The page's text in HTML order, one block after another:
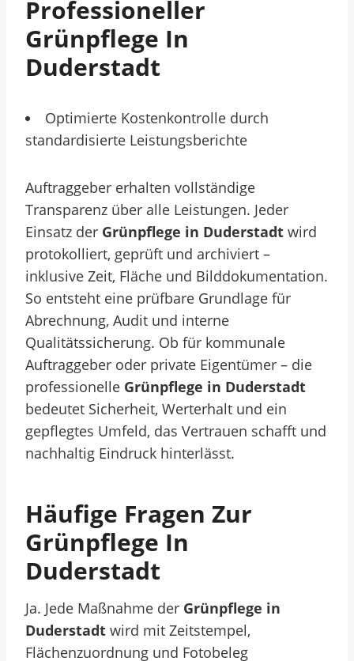
Professioneller
Grünpflege In
Duderstadt
Optimierte Kostenkontrolle durch
standardisierte Leistungsberichte
Auftraggeber erhalten vollständige
Transparenz über alle Leistungen. Jeder
Einsatz der Grünpflege in Duderstadt wird
protokolliert, geprüft und archiviert –
inklusive Zeit, Fläche und Bilddokumentation.
So entsteht eine prüfbare Grundlage für
Abrechnung, Audit und interne
Qualitätssicherung. Ob für kommunale
Auftraggeber oder private Eigentümer – die
professionelle Grünpflege in Duderstadt
bedeutet Sicherheit, Werterhalt und ein
gepflegtes Umfeld, das Vertrauen schafft und
nachhaltig Eindruck hinterlässt.
Häufige Fragen Zur
Grünpflege In
Duderstadt
Ja. Jede Maßnahme der Grünpflege in
Duderstadt wird mit Zeitstempel,
Flächenzuordnung und Fotobeleg